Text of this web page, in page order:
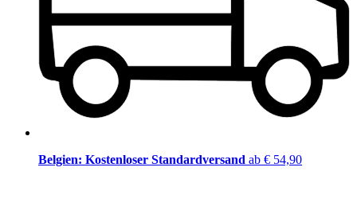
Belgien: Kostenloser Standardversand ab € 54,90